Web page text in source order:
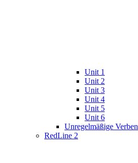
Unit 1
Unit 2
Unit 3
Unit 4
Unit 5
Unit 6
Unregelmäßige Verben
RedLine 2